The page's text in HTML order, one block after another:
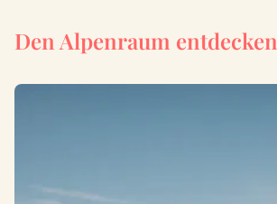
Den Alpenraum entdecken